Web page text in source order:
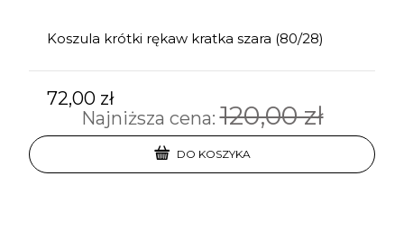
Koszula krótki rękaw kratka szara (80/28)
72,00 zł
Najniższa cena:120,00 zł
DO KOSZYKA